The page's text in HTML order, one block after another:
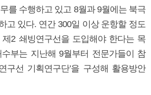
를 수행하고 있고 8월과 9월에는 북극
고 있다. 연간 300일 이상 운항할 정도
2 쇄빙연구선을 도입해야 한다는 목
부는 지난해 9월부터 전문가들이 참
구선 기획연구단’을 구성해 활용방안